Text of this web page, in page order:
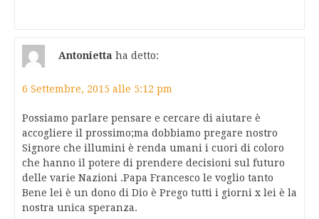
Antonietta ha detto:
6 Settembre, 2015 alle 5:12 pm
Possiamo parlare pensare e cercare di aiutare è
accogliere il prossimo;ma dobbiamo pregare nostro
Signore che illumini è renda umani i cuori di coloro
che hanno il potere di prendere decisioni sul futuro
delle varie Nazioni .Papa Francesco le voglio tanto
Bene lei è un dono di Dio è Prego tutti i giorni x lei è la
nostra unica speranza.